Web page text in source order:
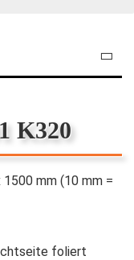
K320
mm (10 mm =
foliert